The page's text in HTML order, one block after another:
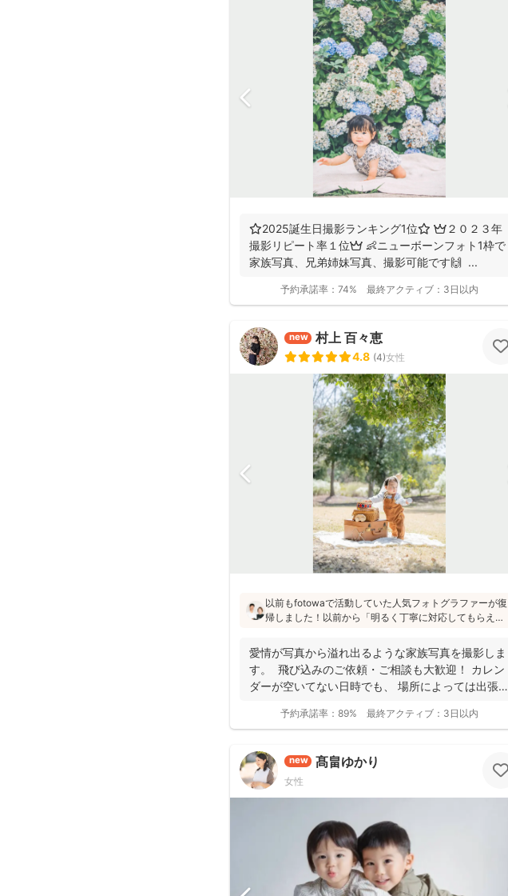
⭐️2025誕生日撮影ランキング1位⭐️ 👑２０２３年
撮影リピート率１位👑 👶ニューボーンフォト1枠で
家族写真、兄弟姉妹写真、撮影可能です🙌 ...
予約承諾率： 74% 最終アクティブ： 3日以内
new 村上 百々恵
4.8 (4)女性
以前もfotowaで活動していた人気フォトグラファーが復
帰しました！以前から「明るく丁寧に対応してもらえ
と好評です♪特にニューボーンフォトは様々な研修を受講
し、クオリティ高いお写真をお届けされています(^^)
愛情が写真から溢れ出るような家族写真を撮影しま
す。 飛び込みのご依頼・ご相談も大歓迎！ カレン
ダーが空いてない日時でも、 場所によっては出張で
予約承諾率： 89% 最終アクティブ： 3日以内
new 髙畠ゆかり
女性